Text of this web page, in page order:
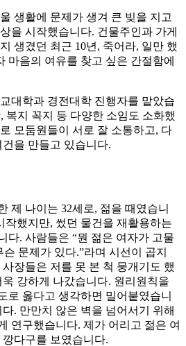
생활에 문제가 생겨 큰 빚을 지고
을 시작했습니다. 건물주인과 가게
생겼던 최근 10년, 죽어라, 일만 했
마음의 여유를 찾고 싶은 간절함에
대학과 경전대학 진행자를 맡았습
복지 꼭지 등 다양한 소임도 소화했
모둠원들이 서로 잘 소통하고, 다
을 만들고 있습니다.
제 나이는 32세로, 젊을 때였습니
작했지만, 썼던 물건을 재활용하는
다. 사람들은 “뭔 젊은 여자가 고물
문제가 있다.”라며 시선이 곱지
장들은 저를 못 본 척 뭉개기도 했
강하게 나갔습니다. 원리원칙을
로 옳다고 생각하면 밀어붙였습니
. 만만치 않은 벽을 넘어서기 위해
연구했습니다. 제가 어리고 젊은 여
다구를 보였습니다.